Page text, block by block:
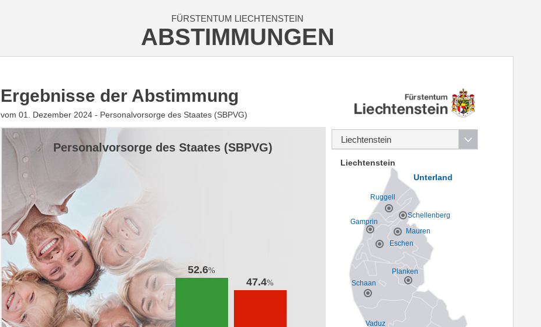
FÜRSTENTUM LIECHTENSTEIN
ABSTIMMUNGEN
Vaduz
Planken
Schaan
Eschen
Gamprin
Mauren
Ruggell
Schellenberg
Unterland
Liechtenstein
Ergebnisse der Abstimmung
vom 01. Dezember 2024 - Personalvorsorge des Staates (SBPVG)
Personalvorsorge des Staates (SBPVG)
52.6%
47.4%